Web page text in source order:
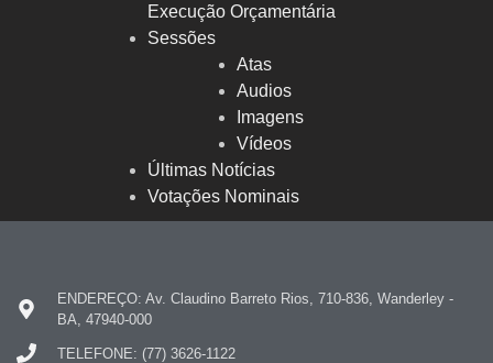
Execução Orçamentária
Sessões
Atas
Audios
Imagens
Vídeos
Últimas Notícias
Votações Nominais
ENDEREÇO: Av. Claudino Barreto Rios, 710-836, Wanderley -
BA, 47940-000
TELEFONE: (77) 3626-1122